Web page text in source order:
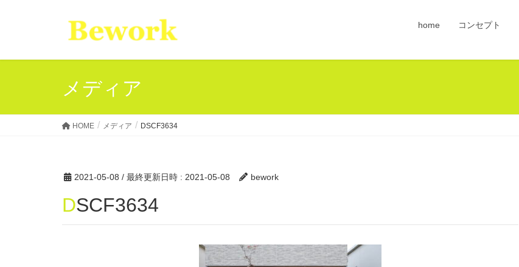
home コンセプト
メディア
HOME メディア DSCF3634
2021-05-08 / 最終更新日時 : 2021-05-08 bework
DSCF3634